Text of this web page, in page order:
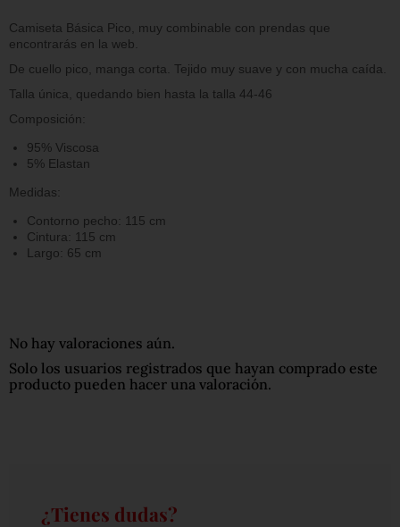
Camiseta Básica Pico, muy combinable con prendas que
encontrarás en la web.
De cuello pico, manga corta. Tejido muy suave y con mucha caída.
Talla única, quedando bien hasta la talla 44-46
Composición:
95% Viscosa
5% Elastan
Medidas:
Contorno pecho: 115 cm
Cintura: 115 cm
Largo: 65 cm
No hay valoraciones aún.
Solo los usuarios registrados que hayan comprado este
producto pueden hacer una valoración.
¿Tienes dudas?